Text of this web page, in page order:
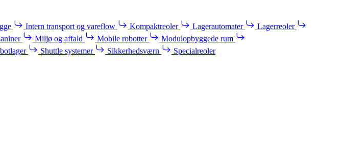
Intern transport og vareflow Kompaktreoler Lagerautomater
Lagerreoler
Miljø og affald Mobile robotter
Modulopbyggede rum
Shuttle systemer Sikkerhedsværn
Specialreoler